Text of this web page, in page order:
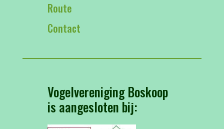
Route
Contact
Vogelvereniging Boskoop
is aangesloten bij: